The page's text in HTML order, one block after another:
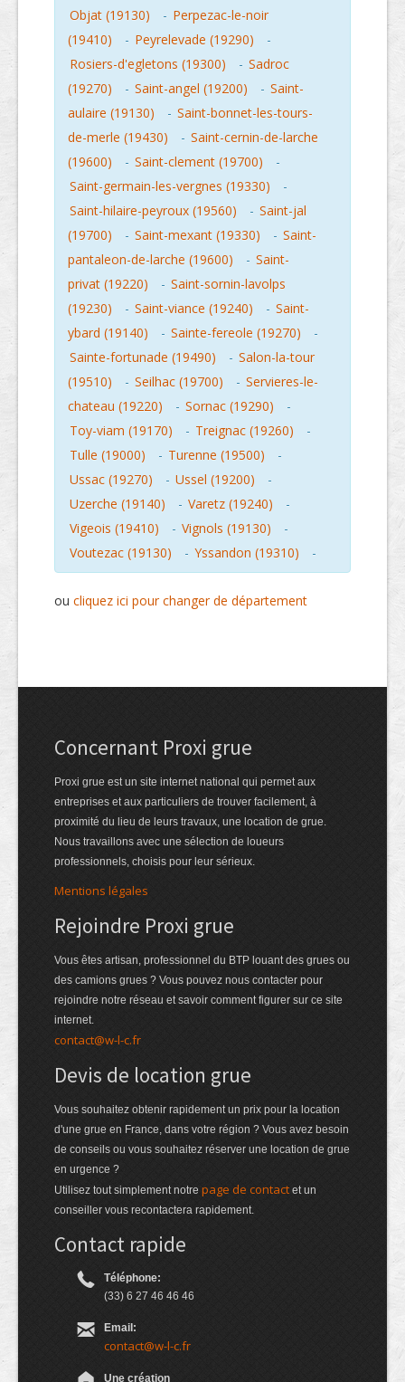
Objat (19130)
- Perpezac-le-noir
(19410)
- Peyrelevade (19290)
-
Rosiers-d'egletons (19300)
- Sadroc
(19270)
- Saint-angel (19200) - Saint-
aulaire (19130)
- Saint-bonnet-les-tours-
de-merle (19430)
- Saint-cernin-de-larche
(19600)
- Saint-clement (19700)
-
Saint-germain-les-vergnes (19330)
-
Saint-hilaire-peyroux (19560)
- Saint-jal
(19700)
- Saint-mexant (19330) - Saint-
pantaleon-de-larche (19600)
- Saint-
privat (19220)
- Saint-sornin-lavolps
(19230)
- Saint-viance (19240) - Saint-
ybard (19140)
- Sainte-fereole (19270)
-
Sainte-fortunade (19490)
- Salon-la-tour
(19510)
- Seilhac (19700) - Servieres-le-
chateau (19220)
- Sornac (19290)
-
Toy-viam (19170)
- Treignac (19260)
-
Tulle (19000)
- Turenne (19500)
-
Ussac (19270)
- Ussel (19200)
-
Uzerche (19140)
- Varetz (19240)
-
Vigeois (19410)
- Vignols (19130)
-
Voutezac (19130)
- Yssandon (19310) -
ou cliquez ici pour changer de département
Concernant Proxi grue
Proxi grue est un site internet national qui permet aux
entreprises et aux particuliers de trouver facilement, à
proximité du lieu de leurs travaux, une location de grue.
Nous travaillons avec une sélection de loueurs
professionnels, choisis pour leur sérieux.
Mentions légales
Rejoindre Proxi grue
Vous êtes artisan, professionnel du BTP louant des grues ou
des camions grues ? Vous pouvez nous contacter pour
rejoindre notre réseau et savoir comment figurer sur ce site
internet.
contact@w-l-c.fr
Devis de location grue
Vous souhaitez obtenir rapidement un prix pour la location
d'une grue en France, dans votre région ? Vous avez besoin
de conseils ou vous souhaitez réserver une location de grue
en urgence ?
Utilisez tout simplement notre page de contact et un
conseiller vous recontactera rapidement.
Contact rapide
Téléphone:
(33) 6 27 46 46 46
Email:
contact@w-l-c.fr
Une création